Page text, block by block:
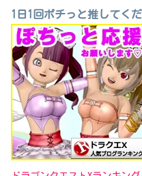
1日1回ポチっと推してく